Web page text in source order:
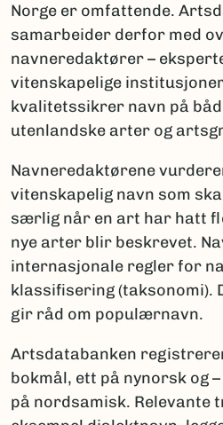
Norge er omfattende.
samarbeider derfor med
navneredaktører –
vitenskapelige
kvalitetssikrer navn på
utenlandske arter og
Navneredaktørene
vitenskapelig navn som
særlig når en art har hatt
nye arter blir beskrevet.
internasjonale regler for
klassifisering (taksonomi).
gir råd om populærnavn.
Artsdatabanken
bokmål, ett på nynorsk og
på nordsamisk. Relevante